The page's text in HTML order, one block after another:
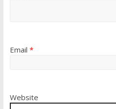
Email *
Website